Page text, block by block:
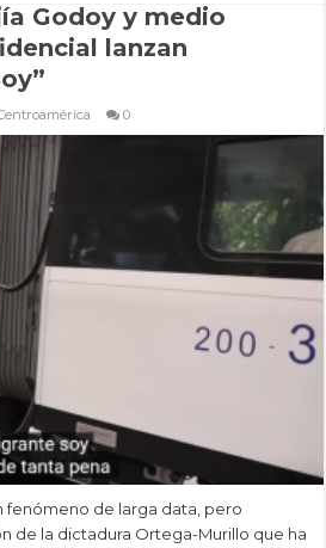
Godoy y medio
lanzan
0
fenómeno de larga data, pero
de la dictadura Ortega-Murillo que ha